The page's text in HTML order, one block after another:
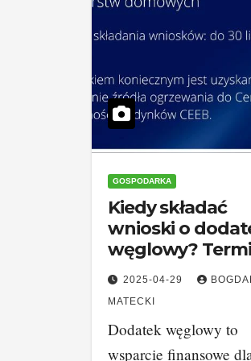
GOSPODARKA
Kiedy składać
wnioski o
węglowy?
które musisz
2025-04-29
MATECKI
Dodatek węglowy to
wsparcie finansowe